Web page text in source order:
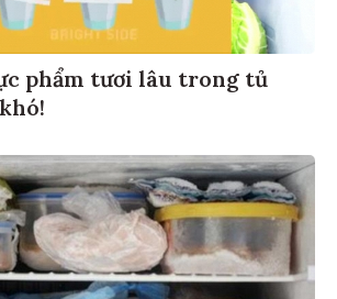
phẩm tươi lâu trong tủ